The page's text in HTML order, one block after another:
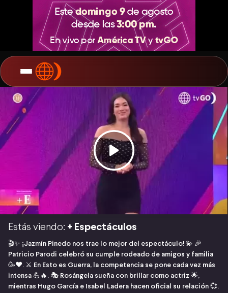
Estás viendo: + Espectáculos
🎬✨ ¡Jazmín Pinedo nos trae lo mejor del espectáculo! 💫 🎉
Patricio Parodi celebró su cumple rodeado de amigos y familia
🥳❤️. ⚔️ En Esto es Guerra, la competencia se pone cada vez más
intensa 💪🔥. 🎭 Rosángela sueña con brillar como actriz 🌟,
mientras Hugo García e Isabel Ladera hacen oficial su relación 💞.